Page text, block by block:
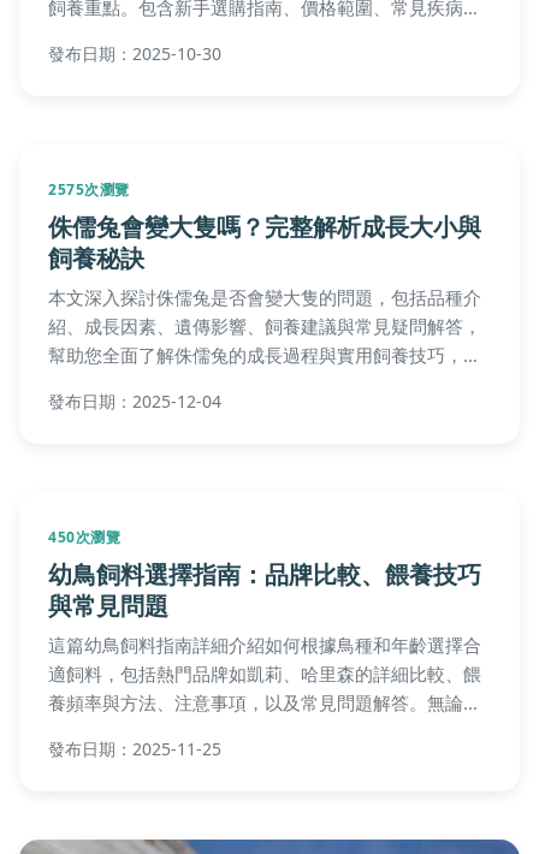
飼養重點。包含新手選購指南、價格範圍、常見疾病預
倉鼠夥伴。
發布日期：2025-10-30
2575次瀏覽
侏儒兔會變大隻嗎？完整解析成長大小與
飼養秘訣
本文深入探討侏儒兔是否會變大隻的問題，包括品種介
紹、成長因素、遺傳影響、飼養建議與常見疑問解答，
幫助您全面了解侏儒兔的成長過程與實用飼養技巧，避
發布日期：2025-12-04
450次瀏覽
幼鳥飼料選擇指南：品牌比較、餵養技巧
與常見問題
這篇幼鳥飼料指南詳細介紹如何根據鳥種和年齡選擇合
適飼料，包括熱門品牌如凱莉、哈里森的詳細比較、餵
養頻率與方法、注意事項，以及常見問題解答。無論你
康成長。內容涵蓋成分分析、餵食步驟、儲存方式等，
發布日期：2025-11-25